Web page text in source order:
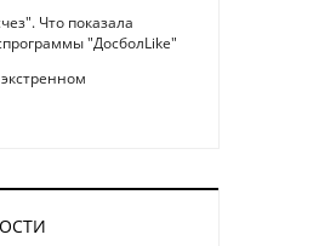
Что показала
"ДосболLike"